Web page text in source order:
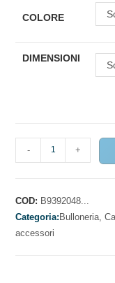
COLORE
DIMENSIONI
RIVETTO
IN
quantità
- +
COD: B9392048...
Categoria:Bulloneria,
accessori